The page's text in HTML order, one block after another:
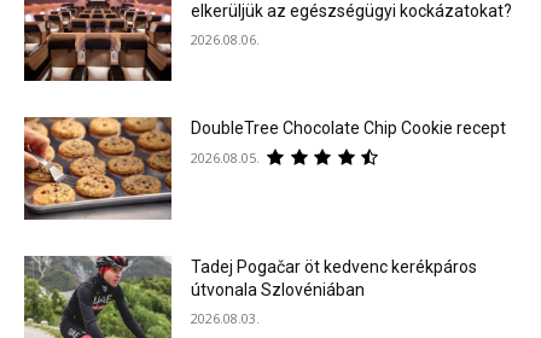
elkerüljük az egészségügyi kockázatokat?
2026.08.06.
DoubleTree Chocolate Chip Cookie recept
2026.08.05.
Tadej Pogačar öt kedvenc kerékpáros
útvonala Szlovéniában
2026.08.03.